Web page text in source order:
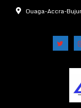
Ouaga-Accra-